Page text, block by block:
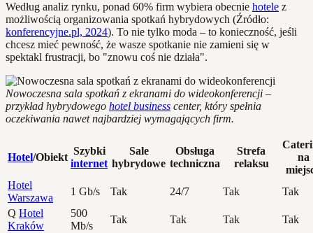
Według analiz rynku, ponad 60% firm wybiera obecnie hotele z
możliwością organizowania spotkań hybrydowych (Źródło:
konferencyjne.pl, 2024). To nie tylko moda – to konieczność, jeśli
chcesz mieć pewność, że wasze spotkanie nie zamieni się w
spektakl frustracji, bo "znowu coś nie działa".
Nowoczesna sala spotkań z ekranami do wideokonferencji –
przykład hybrydowego hotel business center, który spełnia
oczekiwania nawet najbardziej wymagających firm.
Hotel/Obiekt
Szybki
internet
Sale
hybrydowe
Obsługa
techniczna
Strefa
relaksu
na
Hotel
Warszawa
1 Gb/s Tak 24/7 Tak
Tak
Q Hotel
Kraków
500
Mb/s
Tak Tak Tak
Tak